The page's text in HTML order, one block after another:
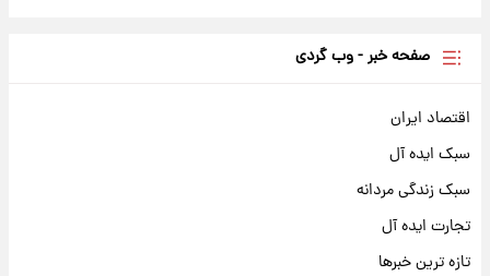
صفحه خبر - وب گردی
اقتصاد ایران
سبک ایده آل
سبک زندگی مردانه
تجارت ایده آل
تازه ترین خبرها